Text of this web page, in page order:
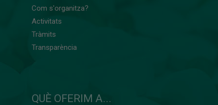
Com s'organitza?
Activitats
Tràmits
Transparència
QUÈ OFERIM A...